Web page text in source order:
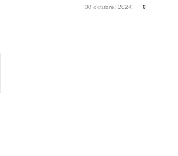
30 octubre, 2024 0